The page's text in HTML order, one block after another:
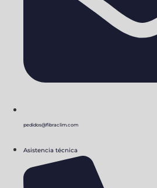
pedidos@fibraclim.com
Asistencia técnica